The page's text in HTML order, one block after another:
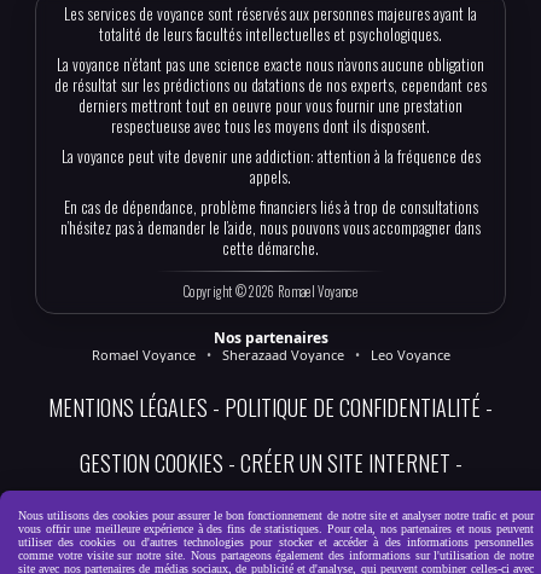
Les services de voyance sont réservés aux personnes majeures ayant la
totalité de leurs facultés intellectuelles et psychologiques.
La voyance n’étant pas une science exacte nous n’avons aucune obligation
de résultat sur les prédictions ou datations de nos experts, cependant ces
derniers mettront tout en oeuvre pour vous fournir une prestation
respectueuse avec tous les moyens dont ils disposent.
La voyance peut vite devenir une addiction: attention à la fréquence des
appels.
En cas de dépendance, problème financiers liés à trop de consultations
n’hésitez pas à demander le l’aide, nous pouvons vous accompagner dans
cette démarche.
Copyright © 2026 Romael Voyance
Nos partenaires
Romael Voyance • Sherazaad Voyance • Leo Voyance
MENTIONS LÉGALES
POLITIQUE DE CONFIDENTIALITÉ
GESTION COOKIES CRÉER UN SITE INTERNET
CONDITIONS GÉNÉRALES ET DÉONTOLOGIE DEVENIR EXPERT
Nous utilisons des cookies pour assurer le bon fonctionnement de notre site et analyser notre trafic et pour
vous offrir une meilleure expérience à des fins de statistiques. Pour cela, nos partenaires et nous peuvent
utiliser des cookies ou d'autres technologies pour stocker et accéder à des informations personnelles
comme votre visite sur notre site. Nous partageons également des informations sur l'utilisation de notre
site avec nos partenaires de médias sociaux, de publicité et d'analyse, qui peuvent combiner celles-ci avec